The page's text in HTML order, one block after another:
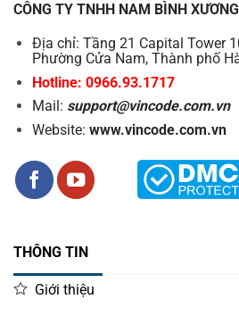
CÔNG TY TNHH NAM BÌNH XƯƠNG
Địa chỉ: Tầng 21 Capital Tower
Phường Cửa Nam, Thành phố
Hotline: 0966.93.1717
Mail: support@vincode.com.vn
Website: www.vincode.com.vn
THÔNG TIN
Giới thiệu